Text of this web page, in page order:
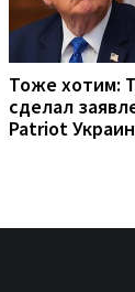
Тоже хотим:
сделал
Patriot